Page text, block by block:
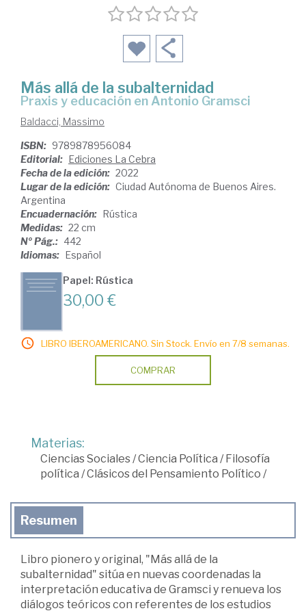
Más allá de la subalternidad
praxis y educación en Antonio Gramsci
Baldacci, Massimo
ISBN: 9789878956084
Editorial: Ediciones La Cebra
Fecha de la edición: 2022
Lugar de la edición: Ciudad Autónoma de Buenos Aires.
Argentina
Encuadernación: Rústica
Medidas: 22 cm
Nº Pág.: 442
Idiomas: Español
Papel: Rústica
30,00 €
LIBRO IBEROAMERICANO. Sin Stock. Envío en 7/8 semanas.
COMPRAR
Materias:
Ciencias Sociales /Ciencia Política /Filosofía
política /Clásicos del Pensamiento Político /
Resumen
Libro pionero y original, "Más allá de la
subalternidad" sitúa en nuevas coordenadas la
interpretación educativa de Gramsci y renueva los
diálogos teóricos con referentes de los estudios